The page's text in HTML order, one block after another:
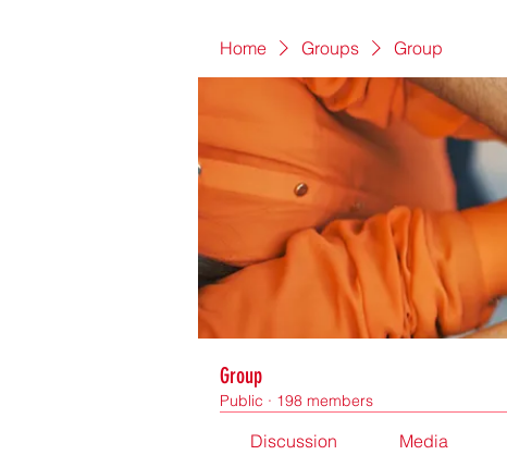
Home Groups Group
Group
Public · 198 members
Discussion Media